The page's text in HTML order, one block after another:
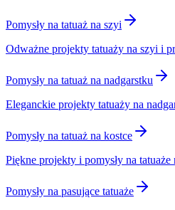
Pomysły na tatuaż na szyi
Odważne projekty tatuaży na szyi i
Pomysły na tatuaż na nadgarstku
Eleganckie projekty tatuaży na
Pomysły na tatuaż na kostce
Piękne projekty i pomysły na tatuaże
Pomysły na pasujące tatuaże